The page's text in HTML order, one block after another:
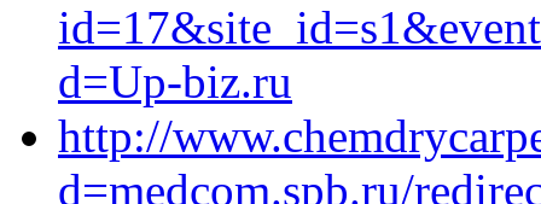
d=Up-biz.ru
http://
d=medcom.spb.ru/